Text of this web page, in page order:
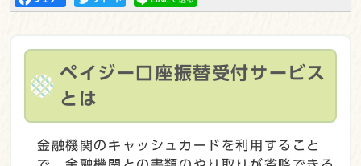
ペイジー口座振替受付サービス
とは
金融機関のキャッシュカードを利用すること